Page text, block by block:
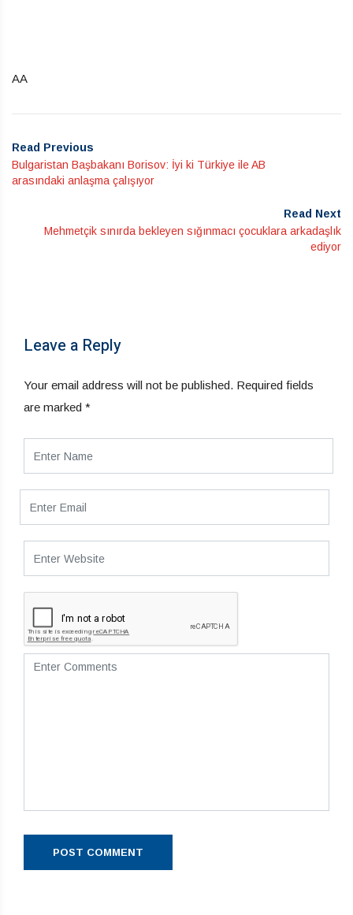
AA
Read Previous
Bulgaristan Başbakanı Borisov: İyi ki Türkiye ile AB
arasındaki anlaşma çalışıyor
Read Next
Mehmetçik sınırda bekleyen sığınmacı çocuklara arkadaşlık
ediyor
Leave a Reply
Your email address will not be published. Required fields
are marked *